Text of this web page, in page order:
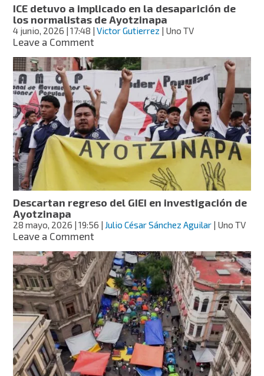
ICE detuvo a implicado en la desaparición de
los normalistas de Ayotzinapa
4 junio, 2026 | 17:48 |Victor Gutierrez | Uno TV
Leave a Commenton
detuvo
implicado
en
la
desaparición
de
los
normalistas
Ayotzinapa
Descartan regreso del GIEI en investigación de
Ayotzinapa
28 mayo, 2026 | 19:56 | Julio César Sánchez Aguilar | Uno TV
Leave a Commenton
regreso
del
GIEI
en
investigación
de
Ayotzinapa